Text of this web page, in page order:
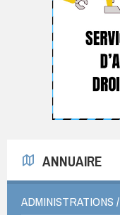
ANNUAIRE
ADMINISTRATIONS